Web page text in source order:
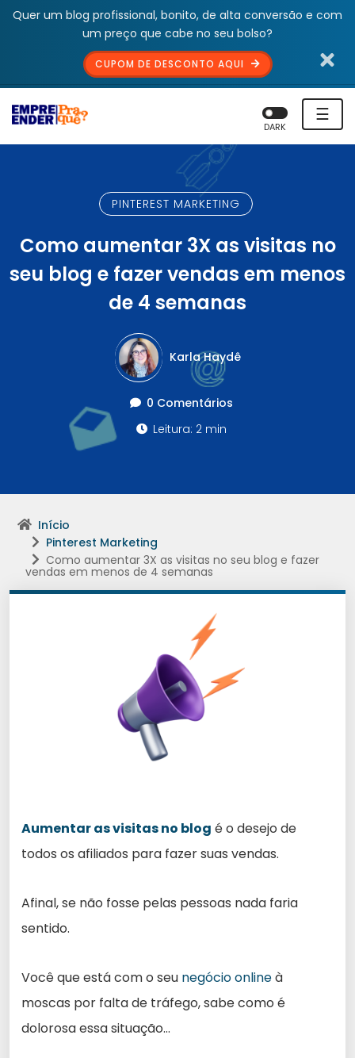
Quer um blog profissional, bonito, de alta conversão e com
um preço que cabe no seu bolso?
CUPOM DE DESCONTO AQUI
☰
DARK
PINTEREST MARKETING
Como aumentar 3X as visitas no
seu blog e fazer vendas em menos
de 4 semanas
Karla Haydê
0 Comentários
Leitura: 2 min
Início
Pinterest Marketing
Como aumentar 3X as visitas no seu blog e fazer
vendas em menos de 4 semanas
Aumentar as visitas no blog é o desejo de
todos os afiliados para fazer suas vendas.
Afinal, se não fosse pelas pessoas nada faria
sentido.
Você que está com o seu negócio onlineà
moscas por falta de tráfego, sabe como é
dolorosa essa situação…